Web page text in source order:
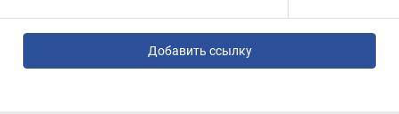
Добавить ссылку